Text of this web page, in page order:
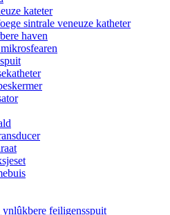
kateter
sintrale veneuze katheter
haven
feiligensspuit